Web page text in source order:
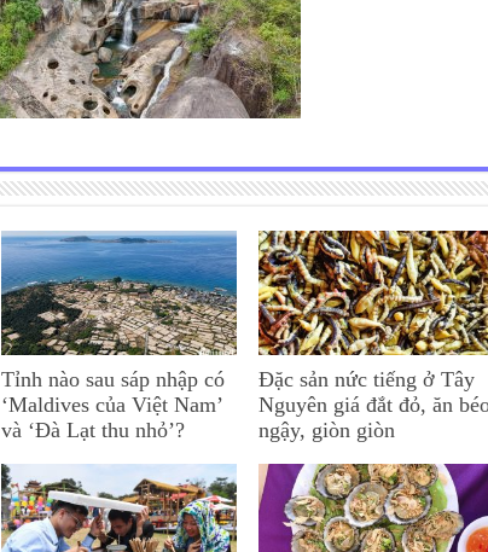
Tỉnh nào sau sáp nhập có
‘Maldives của Việt Nam’
và ‘Đà Lạt thu nhỏ’?
Đặc sản nức tiếng ở Tây
Nguyên giá đắt đỏ, ăn
ngậy, giòn giòn